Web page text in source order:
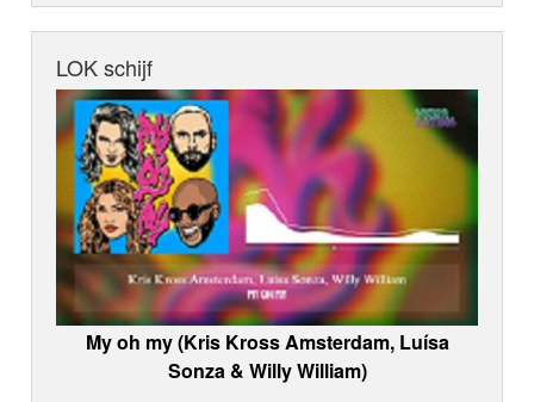
LOK schijf
My oh my (Kris Kross Amsterdam, Luísa
Sonza & Willy William)